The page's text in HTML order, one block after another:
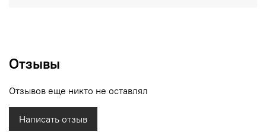
Отзывы
Отзывов еще никто не оставлял
Написать отзыв